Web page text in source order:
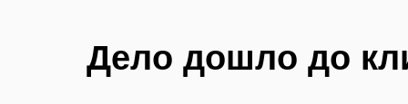
Дело дошло до